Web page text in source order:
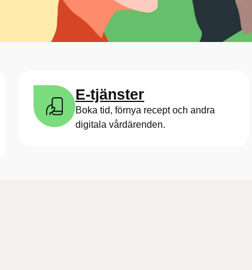
E-tjänster
Boka tid, förnya recept och andra
digitala vårdärenden.